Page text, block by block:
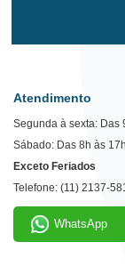
Atendimento
Segunda à sexta: Das
Sábado: Das 8h às 17h
Exceto Feriados
Telefone: (11) 2137-
WhatsApp